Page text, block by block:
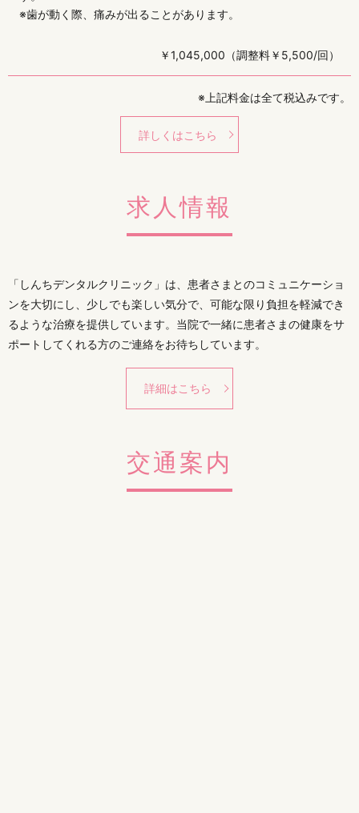
※歯が動く際、痛みが出ることがあります。
￥1,045,000（調整料￥5,500/回）
※上記料金は全て税込みです。
詳しくはこちら
求人情報
「しんちデンタルクリニック」は、患者さまとのコミュニケーショ
ンを大切にし、少しでも楽しい気分で、可能な限り負担を軽減でき
るような治療を提供しています。当院で一緒に患者さまの健康をサ
ポートしてくれる方のご連絡をお待ちしています。
詳細はこちら
交通案内